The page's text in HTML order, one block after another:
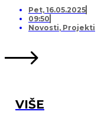
OPREMANJA
MARINA, PO
Pet, 16.05.2025
09:50
Novosti, Projekti
VIŠE